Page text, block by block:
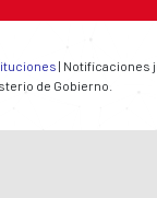
| Notificaciones
de Gobierno.